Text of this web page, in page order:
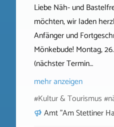
Liebe Näh- und
möchten, wir laden
Anfänger und
Mönkebude! Montag,
(nächster Termin…
mehr anzeigen
#Kultur & Tourismus
Amt "Am Stettiner